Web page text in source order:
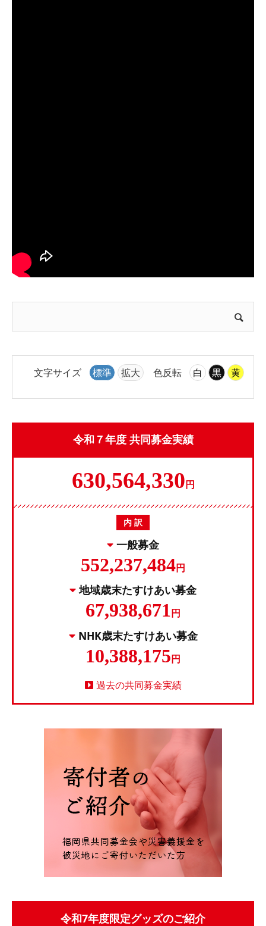
文字サイズ 標準 拡大 色反転 白 黒 黄
令和７年度 共同募金実績
630,564,330 円
内 訳
一般募金
552,237,484円
地域歳末たすけあい募金
67,938,671 円
NHK歳末たすけあい募金
10,388,175 円
過去の共同募金実績
令和7年度限定グッズのご紹介